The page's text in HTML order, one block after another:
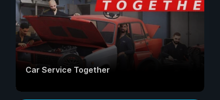
Car Service Together